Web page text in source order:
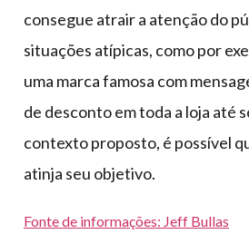
consegue atrair a atenção do
situações atípicas, como por
uma marca famosa com
de desconto em toda a loja até
contexto proposto, é possível
atinja seu objetivo.
Fonte de informações: Jeff Bullas